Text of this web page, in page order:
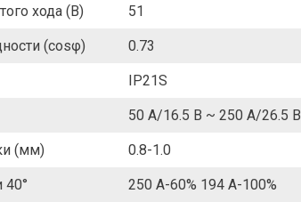
хода (В) 51
(cosφ) 0.73
IP21S
50 А/16.5 В ~ 250 А/26.5 В
(мм) 0.8-1.0
250 А-60% 194 А-100%